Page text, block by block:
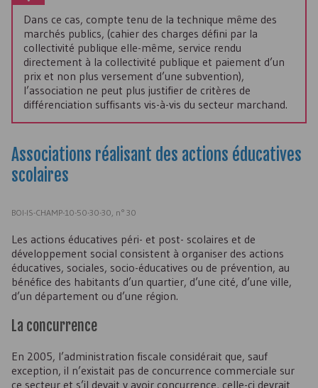
Dans ce cas, compte tenu de la technique même des
marchés publics, (cahier des charges défini par la
collectivité publique elle-même, service rendu
directement à la collectivité publique et paiement d’un
prix et non plus versement d’une subvention),
l’association ne peut plus justifier de critères de
différenciation suffisants vis-à-vis du secteur marchand.
Associations réalisant des actions éducatives
scolaires
BOI-IS-CHAMP-10-50-30-30, n° 30
Les actions éducatives péri- et post- scolaires et de
développement social consistent à organiser des actions
éducatives, sociales, socio-éducatives ou de prévention, au
bénéfice des habitants d’un quartier, d’une cité, d’une ville,
d’un département ou d’une région.
La concurrence
En 2005, l’administration fiscale considérait que, sauf
exception, il n’existait pas de concurrence commerciale sur
ce secteur et s’il devait y avoir concurrence, celle-ci devrait